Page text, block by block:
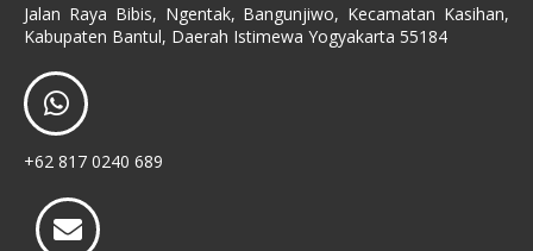
Jalan Raya Bibis, Ngentak, Bangunjiwo, Kecamatan Kasihan,
Kabupaten Bantul, Daerah Istimewa Yogyakarta 55184
+62 817 0240 689